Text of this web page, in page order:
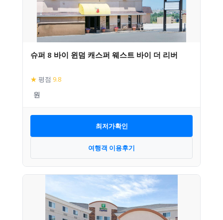
슈퍼 8 바이 윈덤 캐스퍼 웨스트 바이 더 리버
★ 평점 9.8
최저가확인
여행객 이용후기